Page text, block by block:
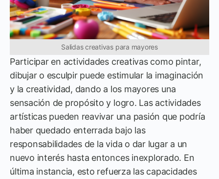
Salidas creativas para mayores
Participar en actividades creativas como pintar,
dibujar o esculpir puede estimular la imaginación
y la creatividad, dando a los mayores una
sensación de propósito y logro. Las actividades
artísticas pueden reavivar una pasión que podría
haber quedado enterrada bajo las
responsabilidades de la vida o dar lugar a un
nuevo interés hasta entonces inexplorado. En
última instancia, esto refuerza las capacidades